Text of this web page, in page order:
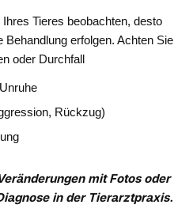
Tieres beobachten, desto
erfolgen. Achten Sie
oder Durchfall
Rückzug)
mit Fotos oder
in der Tierarztpraxis.